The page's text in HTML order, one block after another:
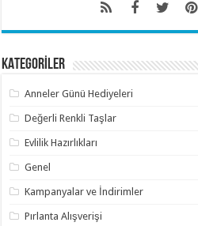
KATEGORİLER
Anneler Günü Hediyeleri
Değerli Renkli Taşlar
Evlilik Hazırlıkları
Genel
Kampanyalar ve İndirimler
Pırlanta Alışverişi